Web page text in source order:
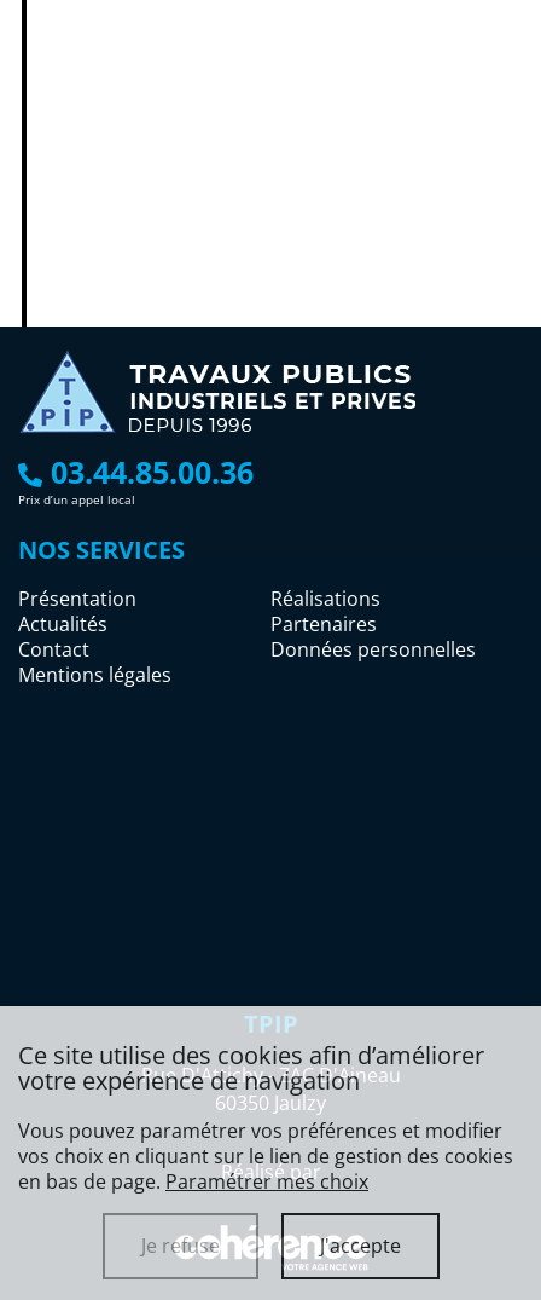
03.44.85.00.36
Prix d’un appel local
NOS SERVICES
Présentation
Réalisations
Actualités
Partenaires
Contact
Données personnelles
Mentions légales
TPIP
Rue D'Attichy - ZAC D'Aineau
60350 Jaulzy
Réalisé par
Ce site utilise des cookies afin d’améliorer
votre expérience de navigation
Vous pouvez paramétrer vos préférences et modifier
vos choix en cliquant sur le lien de gestion des cookies
en bas de page. Paramétrer mes choix
Je refuse J'accepte